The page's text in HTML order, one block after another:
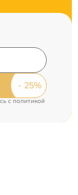
cполитикой